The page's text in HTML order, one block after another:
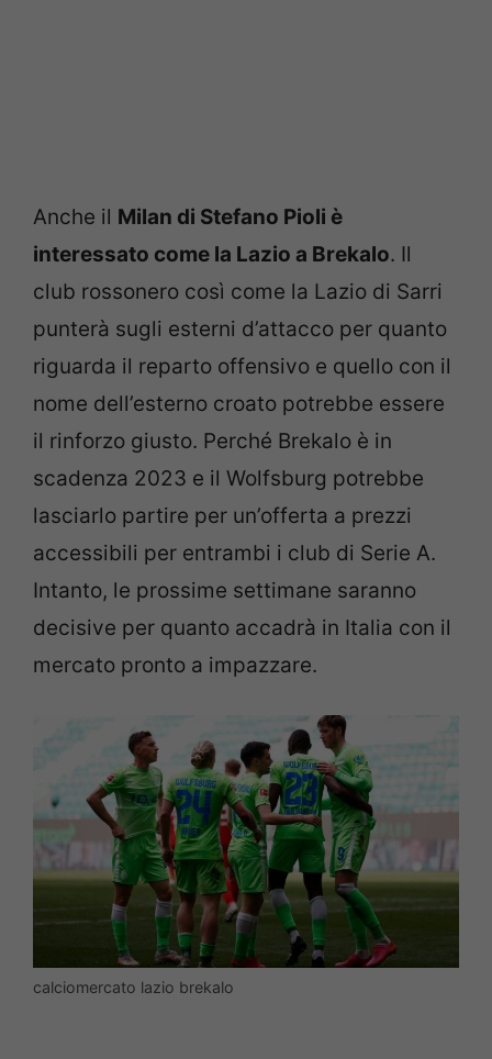
Anche il Milan di Stefano Pioli è
interessato come la Lazio a Brekalo. Il
club rossonero così come la Lazio di Sarri
punterà sugli esterni d’attacco per quanto
riguarda il reparto offensivo e quello con il
nome dell’esterno croato potrebbe essere
il rinforzo giusto. Perché Brekalo è in
scadenza 2023 e il Wolfsburg potrebbe
lasciarlo partire per un’offerta a prezzi
accessibili per entrambi i club di Serie A.
Intanto, le prossime settimane saranno
decisive per quanto accadrà in Italia con il
mercato pronto a impazzare.
calciomercato lazio brekalo